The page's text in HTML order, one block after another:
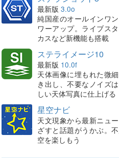
最新版 3.0o
純国産のオールインワ
ワーアップ。ライブス
カスなど新機能も搭載
ステライメージ10
最新版 10.0f
天体画像に埋もれた微
き出し、不要なノイズ
しい天体写真に仕上げる
星空ナビ
天文現象から最新ニュ
ざすと話題がうかぶ。
空を楽しもう